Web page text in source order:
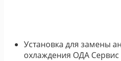
Установка для замены
охлаждения ОДА Сервис